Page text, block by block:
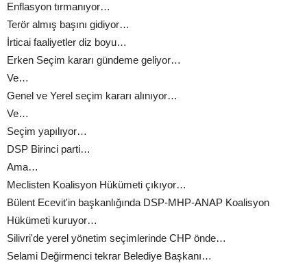
Enflasyon tırmanıyor…
Terör almış başını gidiyor…
İrticai faaliyetler diz boyu…
Erken Seçim kararı gündeme geliyor…
Ve…
Genel ve Yerel seçim kararı alınıyor…
Ve…
Seçim yapılıyor…
DSP Birinci parti…
Ama…
Meclisten Koalisyon Hükümeti çıkıyor…
Bülent Ecevit'in başkanlığında DSP-MHP-ANAP Koalisyon
Hükümeti kuruyor…
Silivri'de yerel yönetim seçimlerinde CHP önde…
Selami Değirmenci tekrar Belediye Başkanı…